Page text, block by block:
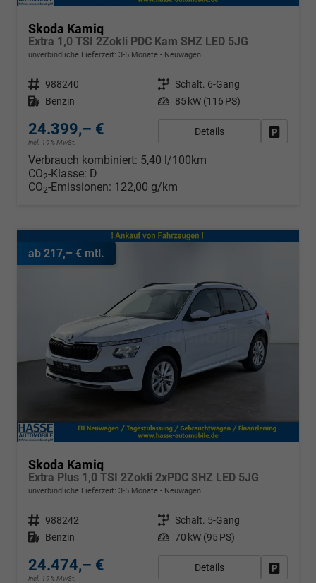
Skoda Kamiq
Extra 1,0 TSI 2Zokli PDC Kam SHZ LED 5JG
unverbindliche Lieferzeit: 3-5 Monate Neuwagen
Fahrzeugnr. 988240 Getriebe Schalt. 6-Gang
Kraftstoff Benzin Leistung 85 kW (116 PS)
24.399,– €
incl. 19% MwSt.
Details
Verbrauch kombiniert: 5,40 l/100km
CO2-Klasse: D
CO2-Emissionen: 122,00 g/km
ab 217,– € mtl.
Skoda Kamiq
Extra Plus 1,0 TSI 2Zokli 2xPDC SHZ LED 5JG
unverbindliche Lieferzeit: 3-5 Monate Neuwagen
Fahrzeugnr. 988242 Getriebe Schalt. 5-Gang
Kraftstoff Benzin Leistung 70 kW (95 PS)
24.474,– €
incl. 19% MwSt.
Details